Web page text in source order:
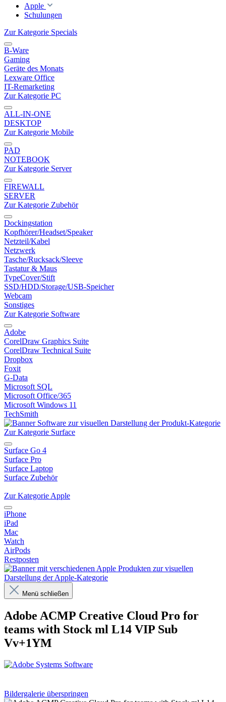
Apple
Schulungen
Zur Kategorie Specials
B-Ware
Gaming
Geräte des Monats
Lexware Office
IT-Remarketing
Zur Kategorie PC
ALL-IN-ONE
DESKTOP
Zur Kategorie Mobile
PAD
NOTEBOOK
Zur Kategorie Server
FIREWALL
SERVER
Zur Kategorie Zubehör
Dockingstation
Kopfhörer/Headset/Speaker
Netzteil/Kabel
Netzwerk
Tasche/Rucksack/Sleeve
Tastatur & Maus
TypeCover/Stift
SSD/HDD/Storage/USB-Speicher
Webcam
Sonstiges
Zur Kategorie Software
Adobe
CorelDraw Graphics Suite
CorelDraw Technical Suite
Dropbox
Foxit
G-Data
Microsoft SQL
Microsoft Office/365
Microsoft Windows 11
TechSmith
Zur Kategorie Surface
Surface Go 4
Surface Pro
Surface Laptop
Surface Zubehör
Zur Kategorie Apple
iPhone
iPad
Mac
Watch
AirPods
Restposten
Menü schließen
Adobe ACMP Creative Cloud Pro for
teams with Stock ml L14 VIP Sub
Vv+1YM
Bildergalerie überspringen